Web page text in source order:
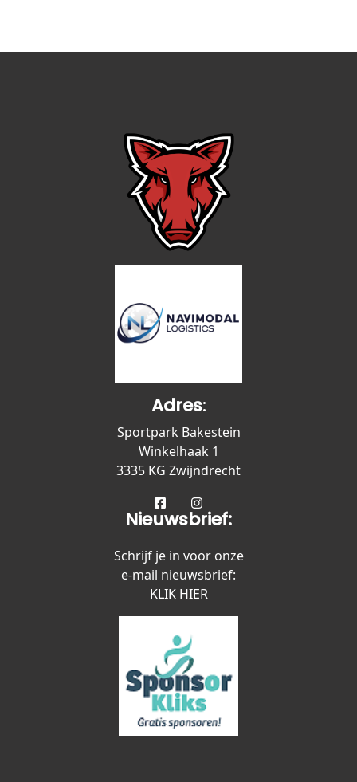
Adres:
Sportpark Bakestein
Winkelhaak 1
3335 KG Zwijndrecht
Nieuwsbrief:
Schrijf je in voor onze
e-mail nieuwsbrief:
KLIK HIER